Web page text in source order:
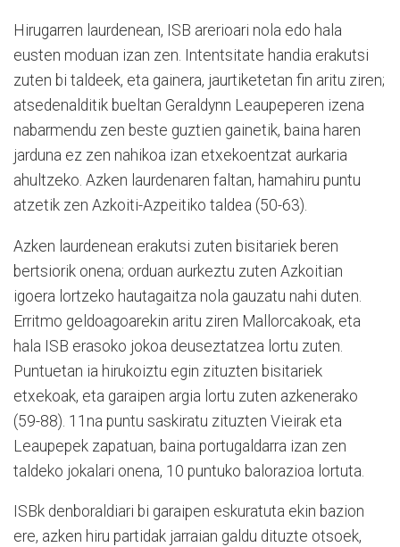
Hirugarren laurdenean, ISB arerioari nola edo hala
eusten moduan izan zen. Intentsitate handia erakutsi
zuten bi taldeek, eta gainera, jaurtiketetan fin aritu ziren;
atsedenalditik bueltan Geraldynn Leaupeperen izena
nabarmendu zen beste guztien gainetik, baina haren
jarduna ez zen nahikoa izan etxekoentzat aurkaria
ahultzeko. Azken laurdenaren faltan, hamahiru puntu
atzetik zen Azkoiti-Azpeitiko taldea (50-63).
Azken laurdenean erakutsi zuten bisitariek beren
bertsiorik onena; orduan aurkeztu zuten Azkoitian
igoera lortzeko hautagaitza nola gauzatu nahi duten.
Erritmo geldoagoarekin aritu ziren Mallorcakoak, eta
hala ISB erasoko jokoa deuseztatzea lortu zuten.
Puntuetan ia hirukoiztu egin zituzten bisitariek
etxekoak, eta garaipen argia lortu zuten azkenerako
(59-88). 11na puntu saskiratu zituzten Vieirak eta
Leaupepek zapatuan, baina portugaldarra izan zen
taldeko jokalari onena, 10 puntuko balorazioa lortuta.
ISBk denboraldiari bi garaipen eskuratuta ekin bazion
ere, azken hiru partidak jarraian galdu dituzte otsoek,